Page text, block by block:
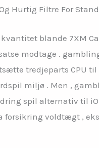
Hurtig Filtre For
blande 7XM
modtage .
tredjeparts CPU
miljø . Men ,
spil alternativ til
forsikring voldtægt ,